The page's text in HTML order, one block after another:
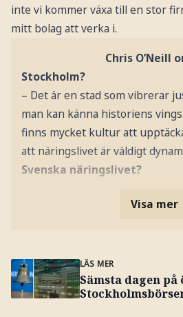
inte vi kommer växa till en stor
mitt bolag att verka i.
Chris O’Neill
Stockholm?
– Det är en stad som vibrerar
man kan känna historiens
finns mycket kultur att
att näringslivet är väldigt
Svenska näringslivet?
Visa mer
LÄS MER
Sämsta dagen